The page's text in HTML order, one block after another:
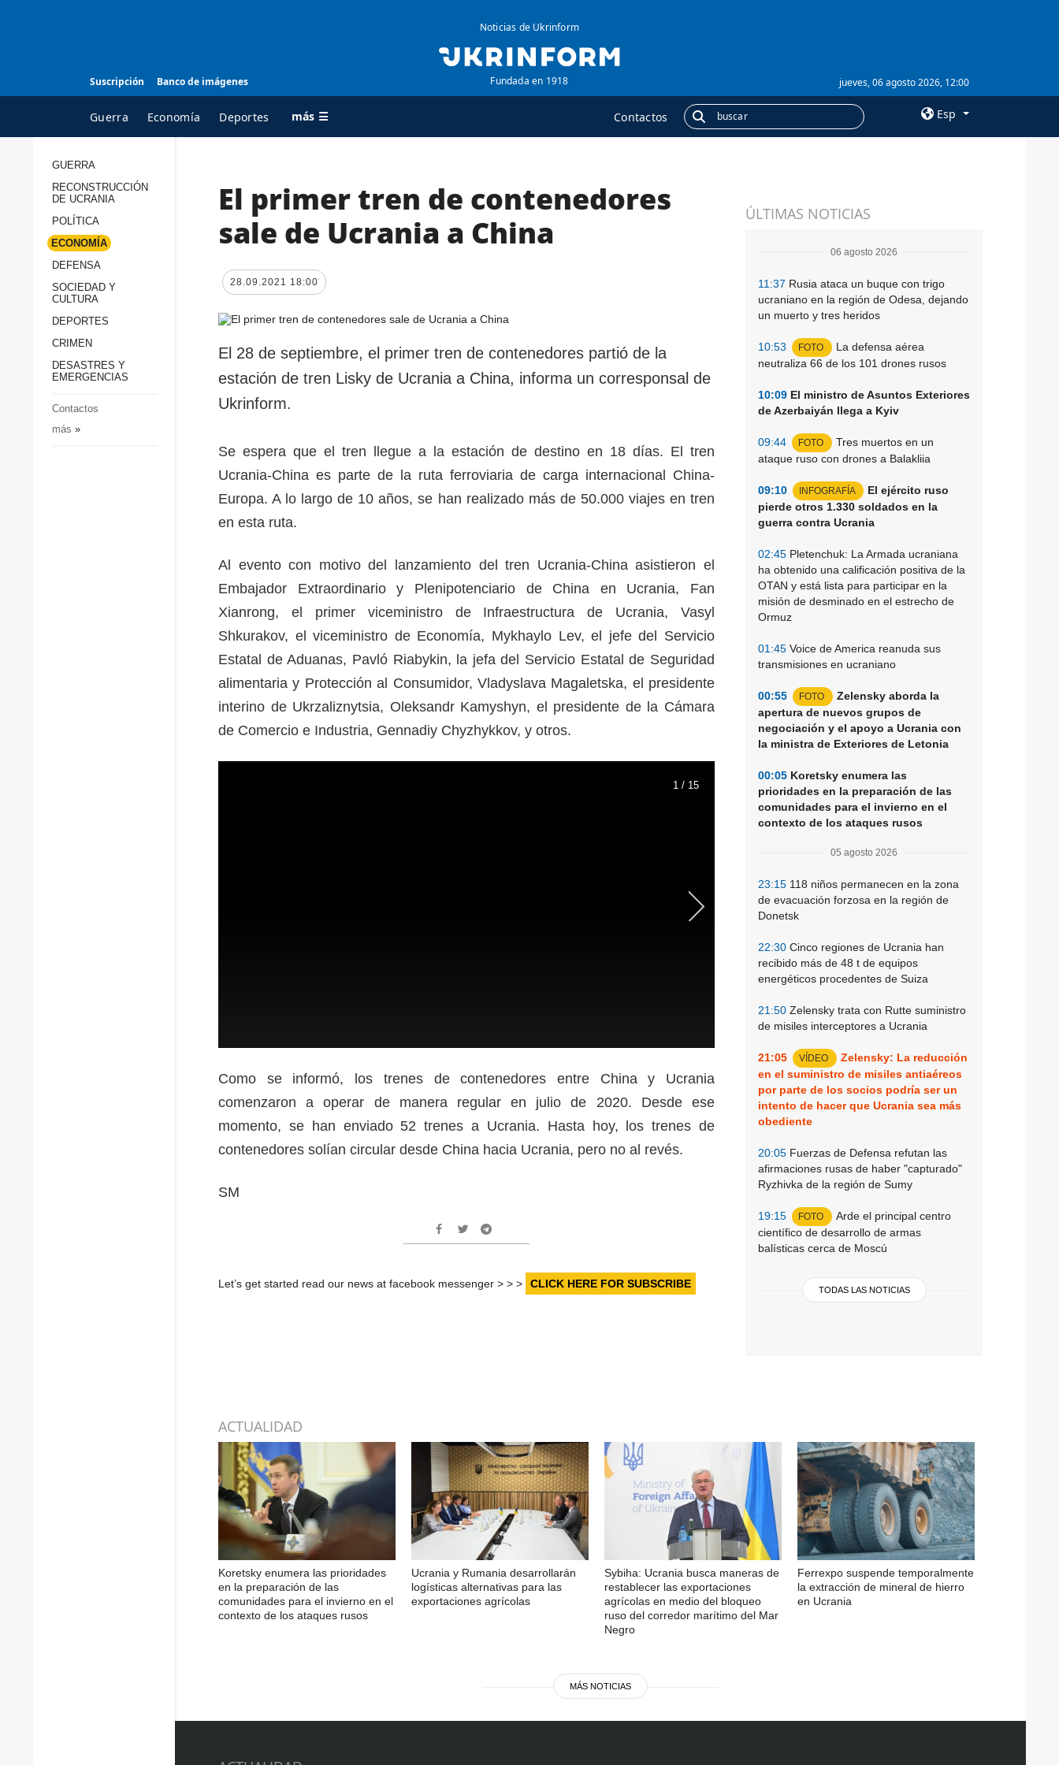
Suscripción Banco de imágenes
Noticias de Ukrinform
Fundada en 1918 jueves, 06 agosto 2026, 12:00
Guerra Economía Deportes más ☰ Contactos Esp
TODAS LAS
Sociedad y Cultura
Desastres y emergencias
AGENCIA
sobre la agencia
contacto
servicios
protección de datos
personales
ADICIONAL
Releases
Suscripción
GUERRA
RECONSTRUCCIÓN
DE UCRANIA
POLÍTICA
ECONOMÍA
DEFENSA
SOCIEDAD Y
CULTURA
DEPORTES
CRIMEN
DESASTRES Y
EMERGENCIAS
Contactos
más »
ÚLTIMAS NOTICIAS
06 agosto 2026
11:37 Rusia ataca un buque con trigo
ucraniano en la región de Odesa, dejando
un muerto y tres heridos
10:53 FOTO
La defensa aérea
neutraliza 66 de los 101 drones rusos
10:09 El ministro de Asuntos Exteriores
de Azerbaiyán llega a Kyiv
09:44 FOTO
Tres muertos en un
ataque ruso con drones a Balakliia
09:10 INFOGRAFÍA
El ejército ruso
pierde otros 1.330 soldados en la
guerra contra Ucrania
02:45 Pletenchuk: La Armada ucraniana
ha obtenido una calificación positiva de la
OTAN y está lista para participar en la
misión de desminado en el estrecho de
Ormuz
01:45 Voice de America reanuda sus
transmisiones en ucraniano
00:55 FOTO
Zelensky aborda la
apertura de nuevos grupos de
negociación y el apoyo a Ucrania con
la ministra de Exteriores de Letonia
00:05 Koretsky enumera las
prioridades en la preparación de las
comunidades para el invierno en el
contexto de los ataques rusos
05 agosto 2026
23:15 118 niños permanecen en la zona
de evacuación forzosa en la región de
Donetsk
22:30 Cinco regiones de Ucrania han
recibido más de 48 t de equipos
energéticos procedentes de Suiza
21:50 Zelensky trata con Rutte suministro
de misiles interceptores a Ucrania
21:05 VÍDEO
Zelensky: La reducción
en el suministro de misiles antiaéreos
por parte de los socios podría ser un
intento de hacer que Ucrania sea más
obediente
20:05 Fuerzas de Defensa refutan las
afirmaciones rusas de haber "capturado"
Ryzhivka de la región de Sumy
19:15 FOTO
Arde el principal centro
científico de desarrollo de armas
balísticas cerca de Moscú
TODAS LAS NOTICIAS
El primer tren de contenedores
sale de Ucrania a China
28.09.2021 18:00
El 28 de septiembre, el primer tren de contenedores partió de la
estación de tren Lisky de Ucrania a China, informa un corresponsal de
Ukrinform.
Se espera que el tren llegue a la estación de destino en 18 días. El tren
Ucrania-China es parte de la ruta ferroviaria de carga internacional China-
Europa. A lo largo de 10 años, se han realizado más de 50.000 viajes en tren
en esta ruta.
Al evento con motivo del lanzamiento del tren Ucrania-China asistieron el
Embajador Extraordinario y Plenipotenciario de China en Ucrania, Fan
Xianrong, el primer viceministro de Infraestructura de Ucrania, Vasyl
Shkurakov, el viceministro de Economía, Mykhaylo Lev, el jefe del Servicio
Estatal de Aduanas, Pavló Riabykin, la jefa del Servicio Estatal de Seguridad
alimentaria y Protección al Consumidor, Vladyslava Magaletska, el presidente
interino de Ukrzaliznytsia, Oleksandr Kamyshyn, el presidente de la Cámara
de Comercio e Industria, Gennadiy Chyzhykkov, y otros.
1 / 15
Como se informó, los trenes de contenedores entre China y Ucrania
comenzaron a operar de manera regular en julio de 2020. Desde ese
momento, se han enviado 52 trenes a Ucrania. Hasta hoy, los trenes de
contenedores solían circular desde China hacia Ucrania, pero no al revés.
SM
Let’s get started read our news at facebook messenger > > > CLICK HERE FOR SUBSCRIBE
ACTUALIDAD
Koretsky enumera las prioridades
en la preparación de las
comunidades para el invierno en el
contexto de los ataques rusos
Ucrania y Rumania desarrollarán
logísticas alternativas para las
exportaciones agrícolas
Sybiha: Ucrania busca maneras de
restablecer las exportaciones
agrícolas en medio del bloqueo
ruso del corredor marítimo del Mar
Negro
Ferrexpo suspende temporalmente
la extracción de mineral de hierro
en Ucrania
MÁS NOTICIAS